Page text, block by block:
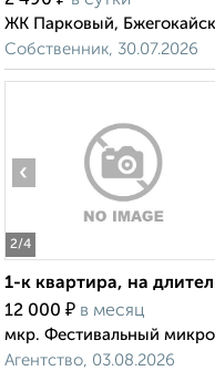
ЖК Парковый,
Собственник, 30.07.2026
2/4
‹
1-к квартира, на
12 000 ₽ в месяц
мкр. Фестивальный
Агентство, 03.08.2026